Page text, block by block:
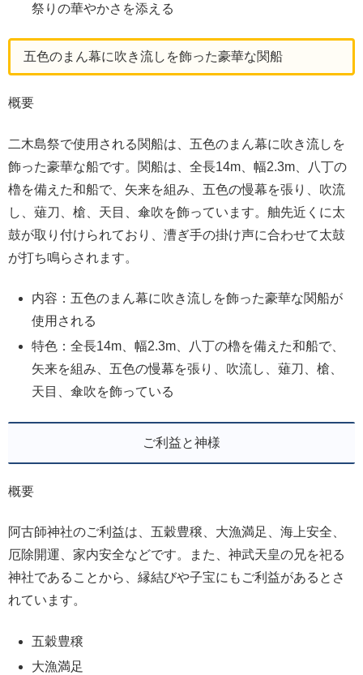
祭りの華やかさを添える
五色のまん幕に吹き流しを飾った豪華な関船
概要
二木島祭で使用される関船は、五色のまん幕に吹き流しを
飾った豪華な船です。関船は、全長14m、幅2.3m、八丁の
櫓を備えた和船で、矢来を組み、五色の慢幕を張り、吹流
し、薙刀、槍、天目、傘吹を飾っています。舳先近くに太
鼓が取り付けられており、漕ぎ手の掛け声に合わせて太鼓
が打ち鳴らされます。
内容：五色のまん幕に吹き流しを飾った豪華な関船が
使用される
特色：全長14m、幅2.3m、八丁の櫓を備えた和船で、
矢来を組み、五色の慢幕を張り、吹流し、薙刀、槍、
天目、傘吹を飾っている
ご利益と神様
概要
阿古師神社のご利益は、五穀豊穣、大漁満足、海上安全、
厄除開運、家内安全などです。また、神武天皇の兄を祀る
神社であることから、縁結びや子宝にもご利益があるとさ
れています。
五穀豊穣
大漁満足